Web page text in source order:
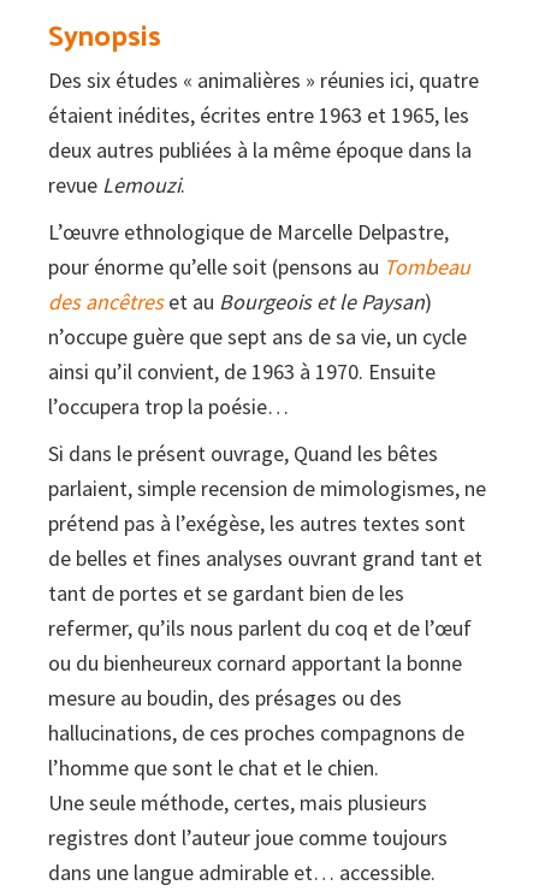
Synopsis
Des six études « animalières » réunies ici, quatre
étaient inédites, écrites entre 1963 et 1965, les
deux autres publiées à la même époque dans la
revue Lemouzi.
L’œuvre ethnologique de Marcelle Delpastre,
pour énorme qu’elle soit (pensons au Tombeau
des ancêtreset au Bourgeois et le Paysan)
n’occupe guère que sept ans de sa vie, un cycle
ainsi qu’il convient, de 1963 à 1970. Ensuite
l’occupera trop la poésie…
Si dans le présent ouvrage, Quand les bêtes
parlaient, simple recension de mimologismes, ne
prétend pas à l’exégèse, les autres textes sont
de belles et fines analyses ouvrant grand tant et
tant de portes et se gardant bien de les
refermer, qu’ils nous parlent du coq et de l’œuf
ou du bienheureux cornard apportant la bonne
mesure au boudin, des présages ou des
hallucinations, de ces proches compagnons de
l’homme que sont le chat et le chien.
Une seule méthode, certes, mais plusieurs
registres dont l’auteur joue comme toujours
dans une langue admirable et… accessible.